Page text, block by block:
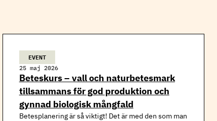
EVENT
25 maj 2026
Beteskurs – vall och naturbetesmark
tillsammans för god produktion och
gynnad biologisk mångfald
Betesplanering är så viktigt! Det är med den som man